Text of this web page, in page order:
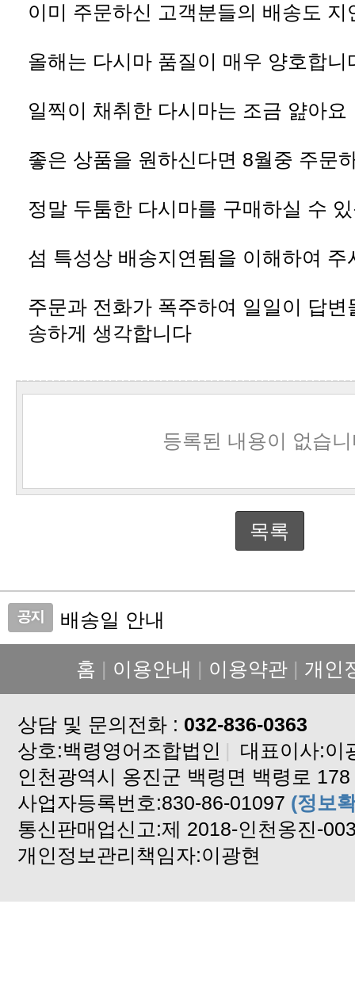
이미 주문하신 고객분들의 배송도 지
올해는 다시마 품질이 매우 양호합니
일찍이 채취한 다시마는 조금 얊아요
좋은 상품을 원하신다면 8월중 주문
정말 두툼한 다시마를 구매하실 수
섬 특성상 배송지연됨을 이해하여 주
송하게 생각합니다
등록된 내용이 없습
목록
배송일 안내
가격 인상 안내
설연휴 배송중단 안내입니다
배송지연안내
배송지연안내입니다
고구마 배송안내
백령도 알이꽉찬 꽃게 판매합니다
2024년도 자연산 햇 돌미역
설 연휴 배송중단합니다
기상악화 배송중단
홈 | 이용안내 | 이용약관 | 개인
상담 및 문의전화 : 032-836-0363
상호:백령영어조합법인 | 대표이사:이
인천광역시 옹진군 백령면 백령로 178
사업자등록번호:830-86-01097 (정보
통신판매업신고:제 2018-인천옹진-
개인정보관리책임자:이광현